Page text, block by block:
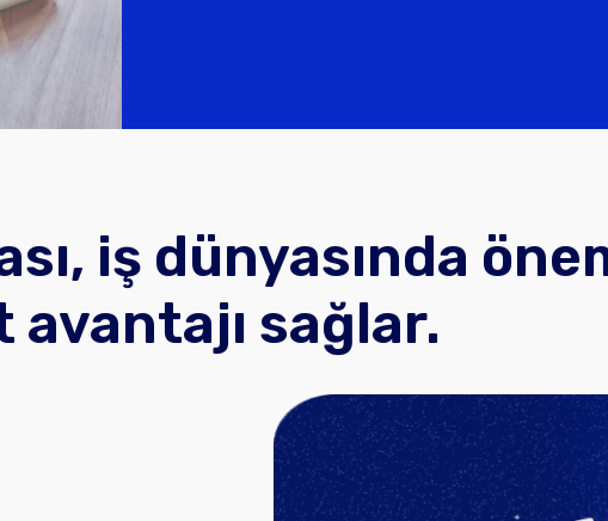
iş dünyasında
avantajı sağlar.